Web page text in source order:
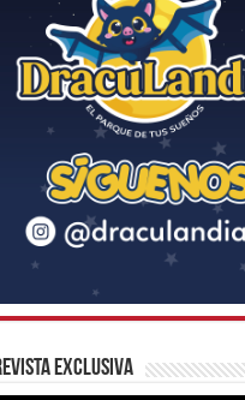
Exclusiva